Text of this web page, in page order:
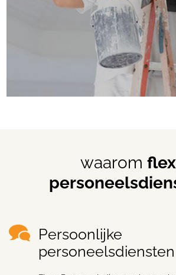
waarom
Persoonlijke
personeelsdiensten